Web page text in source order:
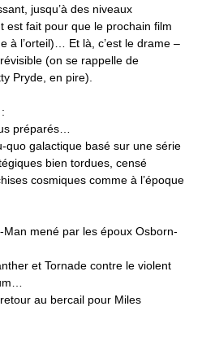
jusqu’à des niveaux
est fait pour que le prochain film
à l’orteil)… Et là, c’est le drame –
(on se rappelle de
Pryde, en pire).
préparés…
quo galactique basé sur une série
bien tordues, censé
cosmiques comme à l’époque
Man mené par les époux Osborn-
et Tornade contre le violent
au bercail pour Miles